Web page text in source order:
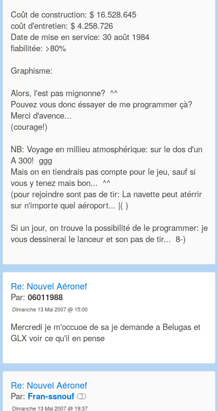
Coût de construction: $ 16.528.645
coût d'entretien: $ 4.258.726
Date de mise en service: 30 août 1984
fiabilitée: >80%
Graphisme:
Alors, l'est pas mignonne? ^^
Pouvez vous donc éssayer de me programmer çà?
Merci d'avence...
(courage!)
NB: Voyage en millieu atmosphérique: sur le dos d'un
A 300! ggg
Mais on en tiendrais pas compte pour le jeu, sauf si
vous y tenez mais bon... ^^
(pour rejoindre sont pas de tir: La navette peut atérrir
sur n'importe quel aéroport... |( )
Si un jour, on trouve la possibilité de le programmer: je
vous dessinerai le lanceur et son pas de tir... 8-)
Re: Nouvel Aéronef
Par: 06011988
Dimanche 13 Mai 2007 @ 15:00
Mercredi je m'occuoe de sa je demande a Belugas et
GLX voir ce qu'il en pense
Re: Nouvel Aéronef
Par: Fran-ssnouf
Dimanche 13 Mai 2007 @ 19:37